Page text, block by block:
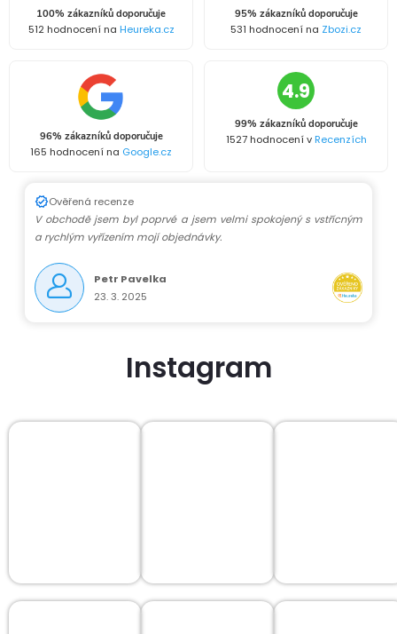
100% zákazníků doporučuje
512 hodnocení na Heureka.cz
95% zákazníků doporučuje
531 hodnocení na Zbozi.cz
96% zákazníků doporučuje
165 hodnocení na Google.cz
4.9
99% zákazníků doporučuje
1527 hodnocení vRecenzích
Ověřená recenze
V obchodě jsem byl poprvé a jsem velmi spokojený s vstřícným
a rychlým vyřízením mojí objednávky.
Petr Pavelka
23. 3. 2025
Instagram